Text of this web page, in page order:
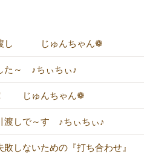
渡し じゅんちゃん❁
た～ ♪ちぃちぃ♪
！ じゅんちゃん❁
渡しで～す ♪ちぃちぃ♪
しないための『打ち合わせ』